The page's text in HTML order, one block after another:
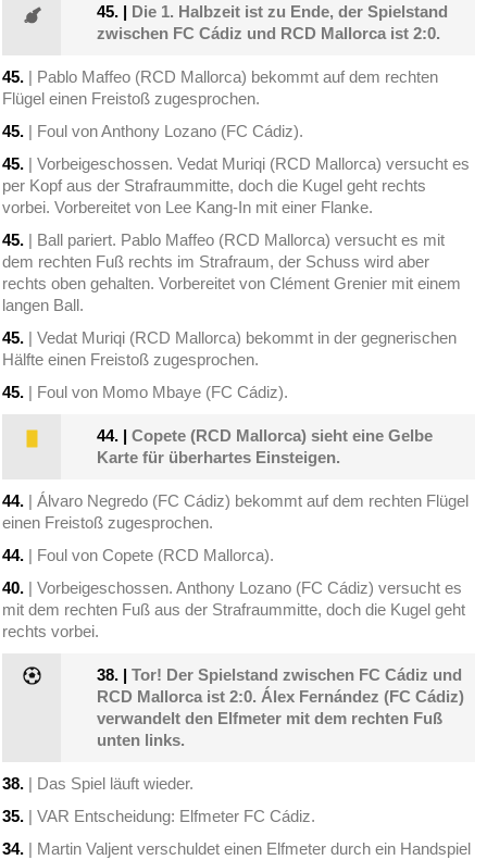
45. | Die 1. Halbzeit ist zu Ende, der Spielstand
zwischen FC Cádiz und RCD Mallorca ist 2:0.
45. | Pablo Maffeo (RCD Mallorca) bekommt auf dem rechten
Flügel einen Freistoß zugesprochen.
45. | Foul von Anthony Lozano (FC Cádiz).
45. | Vorbeigeschossen. Vedat Muriqi (RCD Mallorca) versucht es
per Kopf aus der Strafraummitte, doch die Kugel geht rechts
vorbei. Vorbereitet von Lee Kang-In mit einer Flanke.
45. | Ball pariert. Pablo Maffeo (RCD Mallorca) versucht es mit
dem rechten Fuß rechts im Strafraum, der Schuss wird aber
rechts oben gehalten. Vorbereitet von Clément Grenier mit einem
langen Ball.
45. | Vedat Muriqi (RCD Mallorca) bekommt in der gegnerischen
Hälfte einen Freistoß zugesprochen.
45. | Foul von Momo Mbaye (FC Cádiz).
44. |Copete (RCD Mallorca) sieht eine Gelbe
Karte für überhartes Einsteigen.
44. | Álvaro Negredo (FC Cádiz) bekommt auf dem rechten Flügel
einen Freistoß zugesprochen.
44. | Foul von Copete (RCD Mallorca).
40. | Vorbeigeschossen. Anthony Lozano (FC Cádiz) versucht es
mit dem rechten Fuß aus der Strafraummitte, doch die Kugel geht
rechts vorbei.
38. |Tor! Der Spielstand zwischen FC Cádiz und
RCD Mallorca ist 2:0. Álex Fernández (FC Cádiz)
verwandelt den Elfmeter mit dem rechten Fuß
unten links.
38. | Das Spiel läuft wieder.
35. | VAR Entscheidung: Elfmeter FC Cádiz.
34. | Martin Valjent verschuldet einen Elfmeter durch ein Handspiel